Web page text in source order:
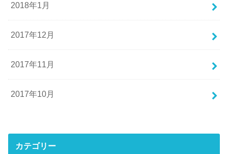
2018年1月
2017年12月
2017年11月
2017年10月
カテゴリー